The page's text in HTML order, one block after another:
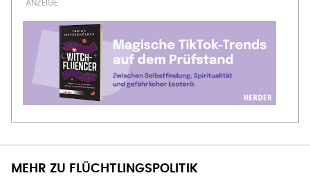
MEHR ZU FLÜCHTLINGSPOLITIK